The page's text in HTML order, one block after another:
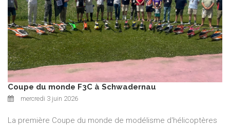
Coupe du monde F3C à Schwadernau
mercredi 3 juin 2026
La première Coupe du monde de modélisme d'hélicoptères